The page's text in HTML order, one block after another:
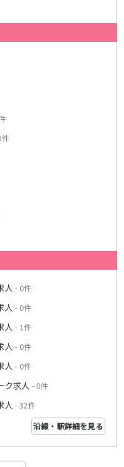
人 - 0件
人 - 0件
人 - 1件
人 - 0件
人 - 0件
ク求人 - 0件
人 - 32件
沿線・駅詳細を見る